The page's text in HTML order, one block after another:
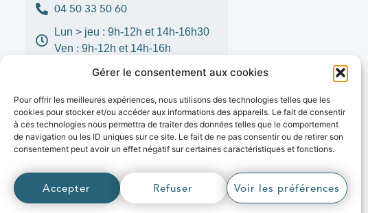
Gérer le consentement aux cookies
Pour offrir les meilleures expériences, nous utilisons des technologies telles que les
cookies pour stocker et/ou accéder aux informations des appareils. Le fait de consentir
à ces technologies nous permettra de traiter des données telles que le comportement
de navigation ou les ID uniques sur ce site. Le fait de ne pas consentir ou de retirer son
consentement peut avoir un effet négatif sur certaines caractéristiques et fonctions.
Accepter Refuser Voir les préférences
04 50 33 50 60
Lun > jeu : 9h-12h et 14h-16h30
Ven :9h-12h et 14h-16h
Contact
dataEmplois 1
eborn.fr